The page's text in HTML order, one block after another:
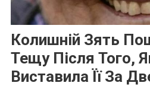
Колишній Зять
Тещу Після Того,
Виставила Її За